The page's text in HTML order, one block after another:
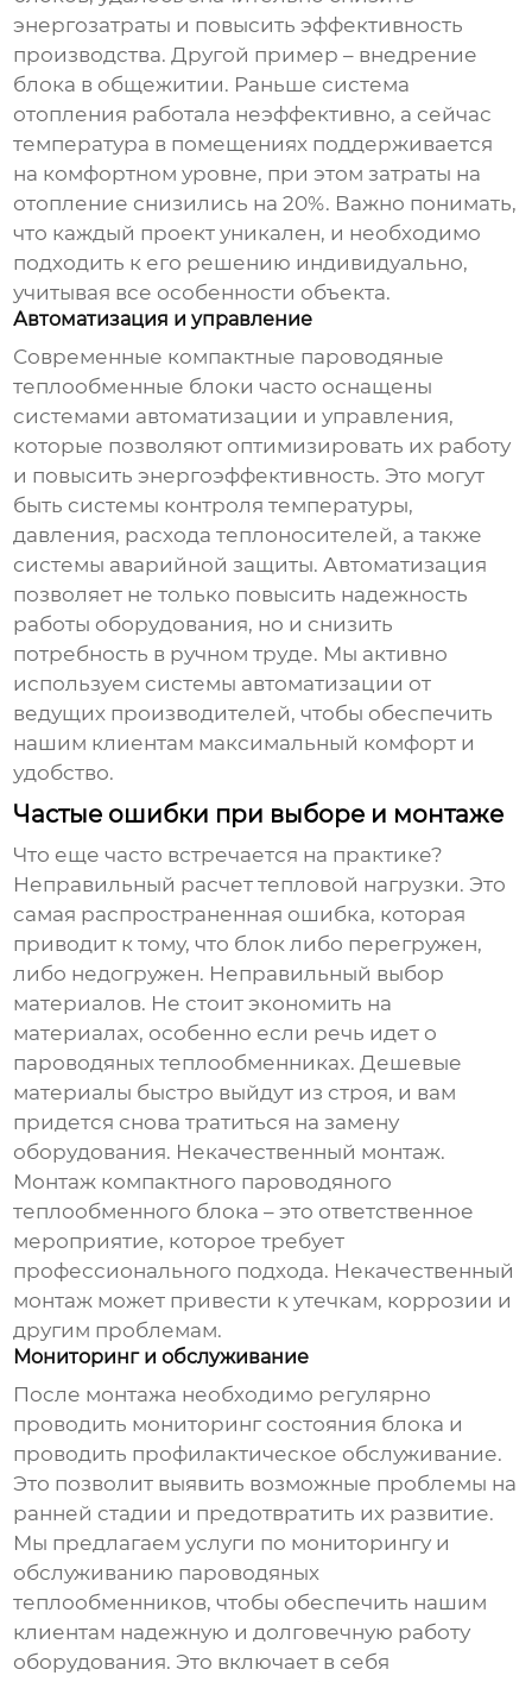
энергозатраты и повысить эффективность
производства. Другой пример – внедрение
блока в общежитии. Раньше система
отопления работала неэффективно, а сейчас
температура в помещениях поддерживается
на комфортном уровне, при этом затраты на
отопление снизились на 20%. Важно понимать,
что каждый проект уникален, и необходимо
подходить к его решению индивидуально,
учитывая все особенности объекта.
Автоматизация и управление
Современные компактные пароводяные
теплообменные блоки часто оснащены
системами автоматизации и управления,
которые позволяют оптимизировать их работу
и повысить энергоэффективность. Это могут
быть системы контроля температуры,
давления, расхода теплоносителей, а также
системы аварийной защиты. Автоматизация
позволяет не только повысить надежность
работы оборудования, но и снизить
потребность в ручном труде. Мы активно
используем системы автоматизации от
ведущих производителей, чтобы обеспечить
нашим клиентам максимальный комфорт и
удобство.
Частые ошибки при выборе и монтаже
Что еще часто встречается на практике?
Неправильный расчет тепловой нагрузки. Это
самая распространенная ошибка, которая
приводит к тому, что блок либо перегружен,
либо недогружен. Неправильный выбор
материалов. Не стоит экономить на
материалах, особенно если речь идет о
пароводяных теплообменниках. Дешевые
материалы быстро выйдут из строя, и вам
придется снова тратиться на замену
оборудования. Некачественный монтаж.
Монтаж компактного пароводяного
теплообменного блока – это ответственное
мероприятие, которое требует
профессионального подхода. Некачественный
монтаж может привести к утечкам, коррозии и
другим проблемам.
Мониторинг и обслуживание
После монтажа необходимо регулярно
проводить мониторинг состояния блока и
проводить профилактическое обслуживание.
Это позволит выявить возможные проблемы на
ранней стадии и предотвратить их развитие.
Мы предлагаем услуги по мониторингу и
обслуживанию пароводяных
теплообменников, чтобы обеспечить нашим
клиентам надежную и долговечную работу
оборудования. Это включает в себя